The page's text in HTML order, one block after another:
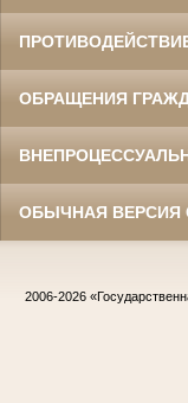
ОБРАЩЕНИЯ
ОБЫЧНАЯ ВЕРСИЯ
2006-2026